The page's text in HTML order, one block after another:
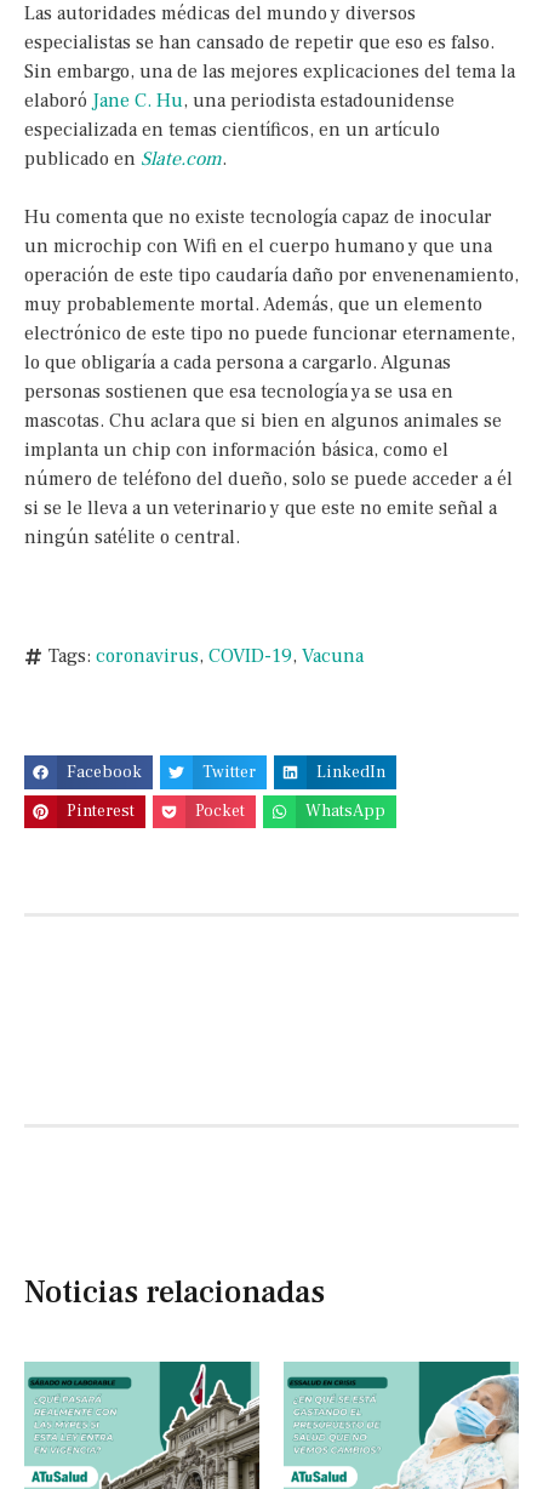
Las autoridades médicas del mundo y diversos
especialistas se han cansado de repetir que eso es falso.
Sin embargo, una de las mejores explicaciones del tema la
elaboró Jane C. Hu, una periodista estadounidense
especializada en temas científicos, en un artículo
publicado en Slate.com.
Hu comenta que no existe tecnología capaz de inocular
un microchip con Wifi en el cuerpo humano y que una
operación de este tipo caudaría daño por envenenamiento,
muy probablemente mortal. Además, que un elemento
electrónico de este tipo no puede funcionar eternamente,
lo que obligaría a cada persona a cargarlo. Algunas
personas sostienen que esa tecnología ya se usa en
mascotas. Chu aclara que si bien en algunos animales se
implanta un chip con información básica, como el
número de teléfono del dueño, solo se puede acceder a él
si se le lleva a un veterinario y que este no emite señal a
ningún satélite o central.
Tags: coronavirus, COVID-19, Vacuna
Facebook Twitter
LinkedIn
Pinterest
Pocket WhatsApp
Noticias relacionadas